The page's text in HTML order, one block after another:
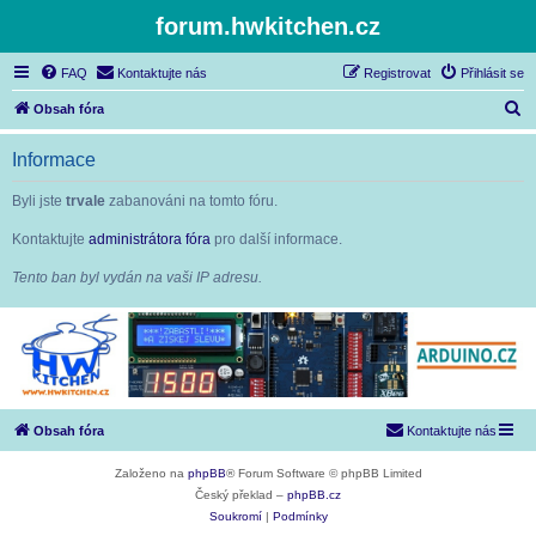
forum.hwkitchen.cz
FAQ Kontaktujte nás Přihlásit se
Registrovat
Obsah fóra
l
Informace
Byli jste trvale zabanováni na tomto fóru.
Kontaktujte administrátora fóra pro další informace.
Tento ban byl vydán na vaši IP adresu.
Obsah fóra Kontaktujte nás
Založeno na phpBB® Forum Software © phpBB Limited
Český překlad – phpBB.cz
Soukromí
Podmínky